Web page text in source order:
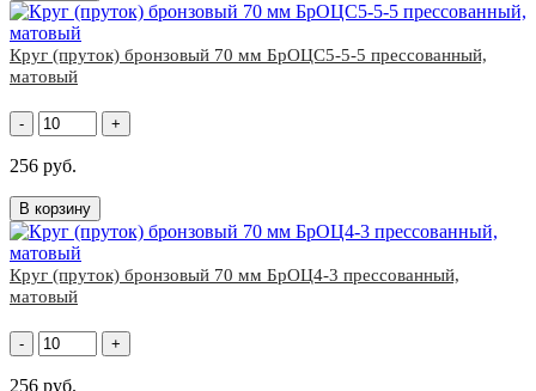
Круг (пруток) бронзовый 70 мм БрОЦС5-5-5 прессованный,
матовый
- +
256 руб.
В корзину
Круг (пруток) бронзовый 70 мм БрОЦ4-3 прессованный,
матовый
- +
256 руб.